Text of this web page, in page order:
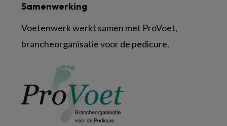
Samenwerking
Voetenwerk werkt samen met ProVoet,
brancheorganisatie voor de pedicure.